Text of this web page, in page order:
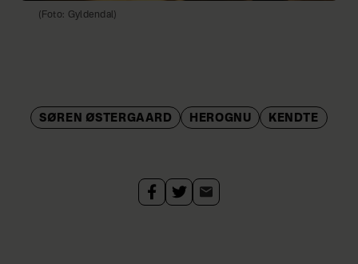
(Foto: Gyldendal)
SØREN ØSTERGAARD HEROGNU KENDTE